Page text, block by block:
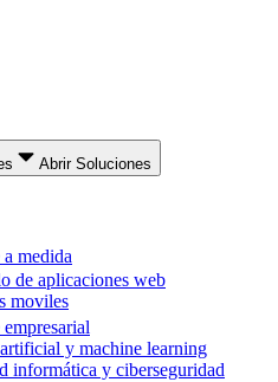
Abrir Soluciones
medida
de aplicaciones web
moviles
y machine learning
informática y ciberseguridad